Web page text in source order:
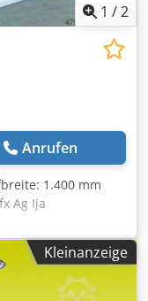
1 /2
Anrufen
1.400 mm
Ag Ija
4 Stück
250-500 kWKleinanzeige